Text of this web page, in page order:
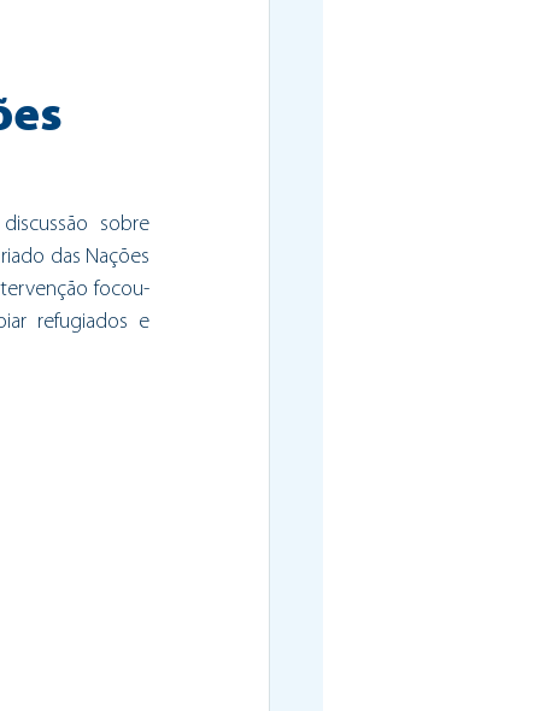
sobre
das Nações
focou-
refugiados e